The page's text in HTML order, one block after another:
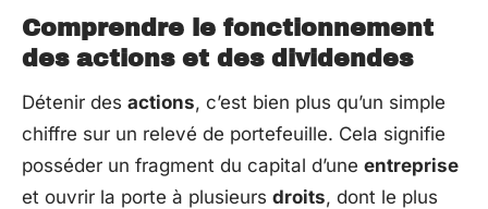
Comprendre le fonctionnement
des actions et des dividendes
Détenir des actions, c’est bien plus qu’un simple
chiffre sur un relevé de portefeuille. Cela signifie
posséder un fragment du capital d’une entreprise
et ouvrir la porte à plusieurs droits, dont le plus